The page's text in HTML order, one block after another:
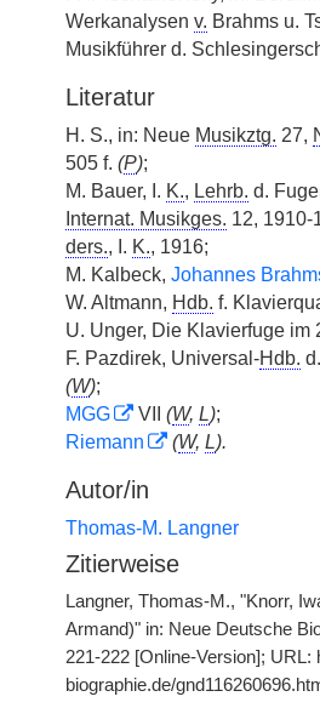
Werkanalysen v. Brahms u.
Musikführer d.
Literatur
H. S., in: Neue Musikztg. 27,
505 f. (P);
M. Bauer, I. K., Lehrb. d.
Internat. Musikges. 12, 1910-
ders., I. K., 1916;
M. Kalbeck, Johannes
W. Altmann, Hdb. f.
U. Unger, Die Klavierfuge im
F. Pazdirek, Universal-Hdb.
(W);
MGG
VII (W, L);
Riemann
(W, L).
Autor/in
Thomas-M. Langner
Zitierweise
Langner, Thomas-M., "Knorr,
Armand)" in: Neue Deutsche
221-222 [Online-Version];
biographie.de/